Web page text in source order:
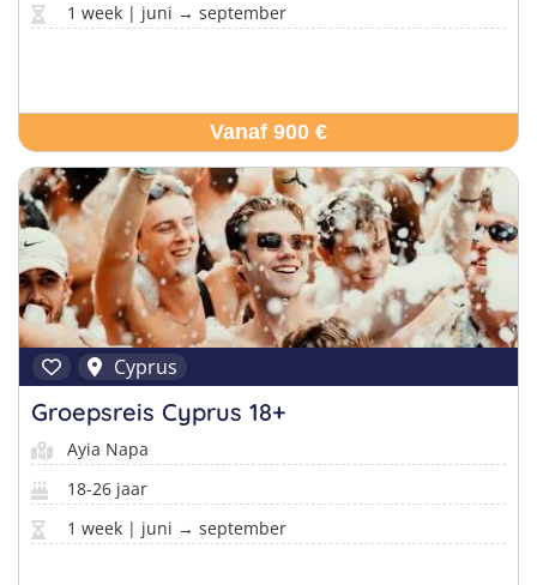
1 week | juni → september
Vanaf 900 €
Cyprus
Groepsreis Cyprus 18+
Ayia Napa
18-26 jaar
1 week | juni → september